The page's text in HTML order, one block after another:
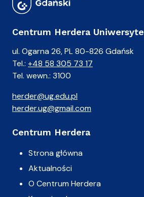
Centrum Herdera
ul. Ogarna 26, PL 80-826 Gdańsk
Tel.: +48 58 305 73 17
Tel. wewn.: 3100
herder@ug.edu.pl
herder.ug@gmail.com
Centrum Herdera
Strona główna
Aktualności
O Centrum Herdera